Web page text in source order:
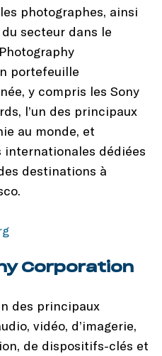
photographes, ainsi
secteur dans le
portefeuille
y compris les Sony
l’un des principaux
au monde, et
internationales dédiées
destinations à
Corporation
des principaux
vidéo, d’imagerie,
de dispositifs-clés et